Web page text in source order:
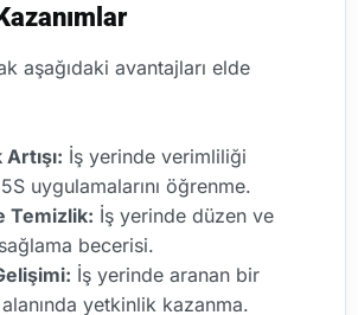
aşağıdaki avantajları elde
İş yerinde verimliliği
uygulamalarını öğrenme.
Temizlik: İş yerinde düzen ve
becerisi.
İş yerinde aranan bir
alanında yetkinlik kazanma.